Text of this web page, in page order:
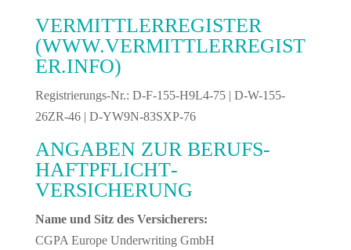
VERMITTLERREGISTER
(WWW.VERMITTLERREGIST
ER.INFO)
Registrierungs-Nr.: D-F-155-H9L4-75 | D-W-155-
26ZR-46 | D-YW9N-83SXP-76
ANGABEN ZUR BERUFS­
HAFTPFLICHT­
VERSICHERUNG
Name und Sitz des Versicherers:
CGPA Europe Underwriting GmbH